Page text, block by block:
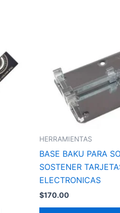
HERRAMIENTAS
BASE BAKU PARA
SOSTENER
ELECTRONICAS
$170.00